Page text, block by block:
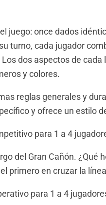
juego: once dados
turno, cada jugador
dos aspectos de cada
y colores.
reglas generales y
y ofrece un estilo
para 1 a 4
del Gran Cañón. ¿Qué
primero en cruzar la
para 1 a 4